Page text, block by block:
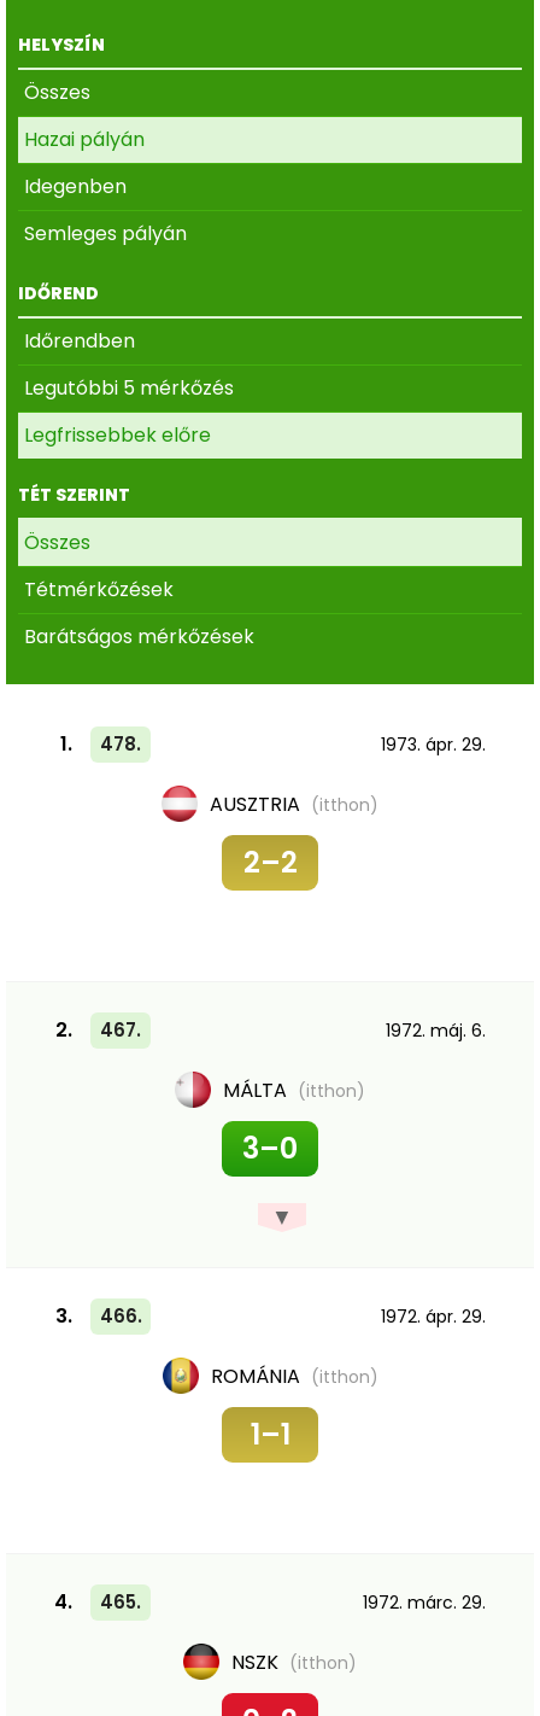
HELYSZÍN
Összes
Hazai pályán
Idegenben
Semleges pályán
IDŐREND
Időrendben
Legutóbbi 5 mérkőzés
Legfrissebbek előre
TÉT SZERINT
Összes
Tétmérkőzések
Barátságos mérkőzések
1. 478. 1973. ápr. 29.
AUSZTRIA (itthon)
2–2
2. 467. 1972. máj. 6.
MÁLTA (itthon)
3–0
▼
3. 466. 1972. ápr. 29.
ROMÁNIA (itthon)
1–1
4. 465. 1972. márc. 29.
NSZK (itthon)